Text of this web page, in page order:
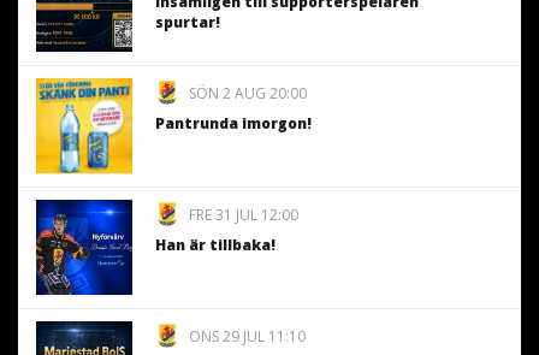
spurtar!
SÖN 2 AUG 20:00
Pantrunda imorgon!
FRE 31 JUL 12:00
Han är tillbaka!
ONS 29 JUL 11:10